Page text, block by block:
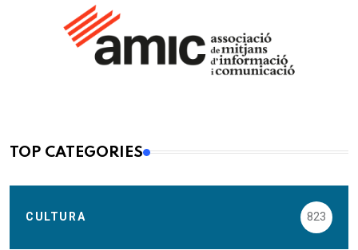
TOP CATEGORIES
CULTURA 823